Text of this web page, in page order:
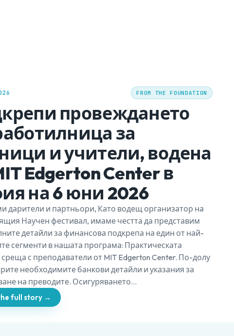
FROM THE FOUNDATION
провеждането
за
и учители, водена
Edgerton Center в
на 6 юни 2026
дарители и партньори, Като водещ организатор на
Научен фестивал, имаме честта да представим
детайли за финансова подкрепа на един от най-
сегменти в нашата програма: Практическата
с преподаватели от MIT Edgerton Center. По-долу
необходимите банкови детайли и указания за
на преводите. Осигуряването…
full story →